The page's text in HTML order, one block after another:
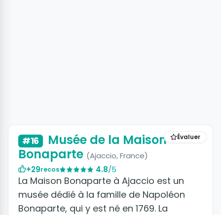
Évaluer
#16
Musée de la Maison
Bonaparte (Ajaccio, France)
+29recos 4.8/5
La Maison Bonaparte à Ajaccio est un
musée dédié à la famille de Napoléon
Bonaparte, qui y est né en 1769. La